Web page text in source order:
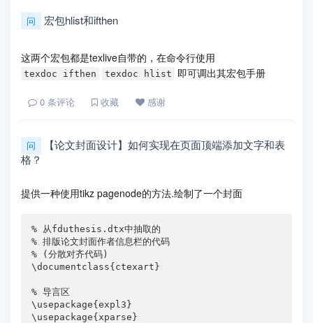
问 宏包hlist和ifthen
这两个宏包都是texlive自带的，在命令行使用
texdoc ifthen texdoc hlist 即可调出其宏包手册
0 条评论 收藏 感谢
问
【论文封面设计】如何实现在页面顶端添加文字和表
格？
提供一种使用tikz pagenode的方法.绘制了一个封面
% 从fduthesis.dtx中抽取的
% 排版论文封面作者信息栏的代码
% (分散对齐代码)
\documentclass{ctexart}
% 导言区
\usepackage{expl3}
\usepackage{xparse}